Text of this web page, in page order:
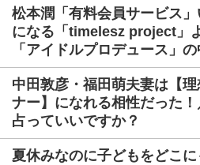
松本潤「有料会員サービス
になる「timelesz project」
「アイドルプロデュース」
中田敦彦・福田萌夫妻は【
ナー】になれる相性だった
占っていいですか？
夏休みなのに子どもをどこ